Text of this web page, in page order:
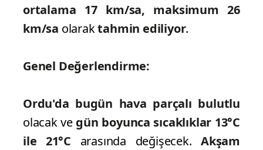
ortalama 17 km/sa, maksimum 26
km/sa olaraktahmin ediliyor.
Genel Değerlendirme:
Ordu'da bugün hava parçalı bulutlu
olacak ve gün boyunca sıcaklıklar 13°C
ile 21°C arasında değişecek. Akşam